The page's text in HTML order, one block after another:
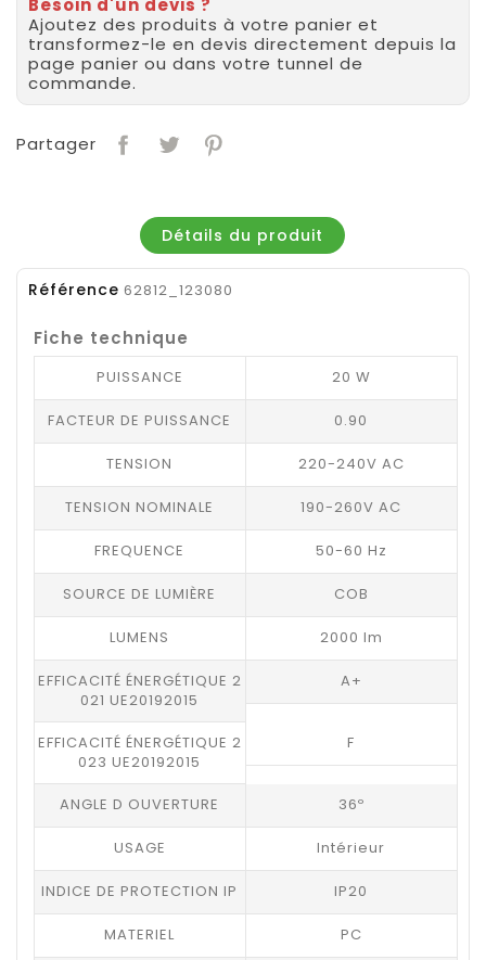
Besoin d'un devis ?
Ajoutez des produits à votre panier et
transformez-le en devis directement depuis la
page panier ou dans votre tunnel de
commande.
Partager
Détails du produit
Référence 62812_123080
Fiche technique
PUISSANCE 20 W
FACTEUR DE PUISSANCE 0.90
TENSION 220-240V AC
TENSION NOMINALE 190-260V AC
FREQUENCE 50-60 Hz
SOURCE DE LUMIÈRE COB
LUMENS 2000 lm
EFFICACITÉ ÉNERGÉTIQUE 2
021 UE20192015
A+
EFFICACITÉ ÉNERGÉTIQUE 2
023 UE20192015
F
ANGLE D OUVERTURE 36º
USAGE Intérieur
INDICE DE PROTECTION IP IP20
MATERIEL PC